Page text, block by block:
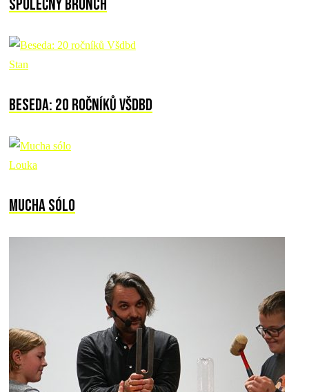
Společný brunch
Stan
Beseda: 20 ročníků Všdbd
Louka
Mucha sólo